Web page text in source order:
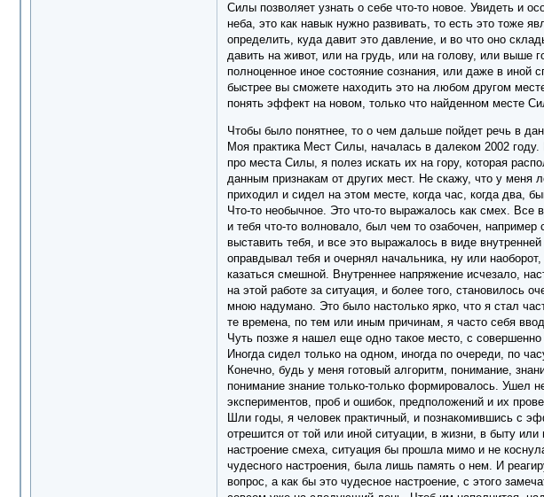
Силы позволяет узнать о себе что-то новое. Увидеть и
неба, это как навык нужно развивать, то есть это тоже
определить, куда давит это давление, и во что оно
давить на живот, или на грудь, или на голову, или выше
полноценное иное состояние сознания, или даже в
быстрее вы сможете находить это на любом другом
понять эффект на новом, только что найденном месте
Чтобы было понятнее, то о чем дальше пойдет речь в
Моя практика Мест Силы, началась в далеком 2002
про места Силы, я полез искать их на гору, которая
данным признакам от других мест. Не скажу, что у меня
приходил и сидел на этом месте, когда час, когда два,
Что-то необычное. Это что-то выражалось как смех.
и тебя что-то волновало, был чем то озабочен,
выставить тебя, и все это выражалось в виде
оправдывал тебя и очернял начальника, ну или
казаться смешной. Внутреннее напряжение исчезало,
на этой работе за ситуация, и более того, становилось
мною надумано. Это было настолько ярко, что я стал
те времена, по тем или иным причинам, я часто себя
Чуть позже я нашел еще одно такое место, с
Иногда сидел только на одном, иногда по очереди, по
Конечно, будь у меня готовый алгоритм, понимание,
понимание знание только-только формировалось. Ушел
экспериментов, проб и ошибок, предположений и их
Шли годы, я человек практичный, и познакомившись с
отрешится от той или иной ситуации, в жизни, в быту
настроение смеха, ситуация бы прошла мимо и не
чудесного настроения, была лишь память о нем. И
вопрос, а как бы это чудесное настроение, с этого